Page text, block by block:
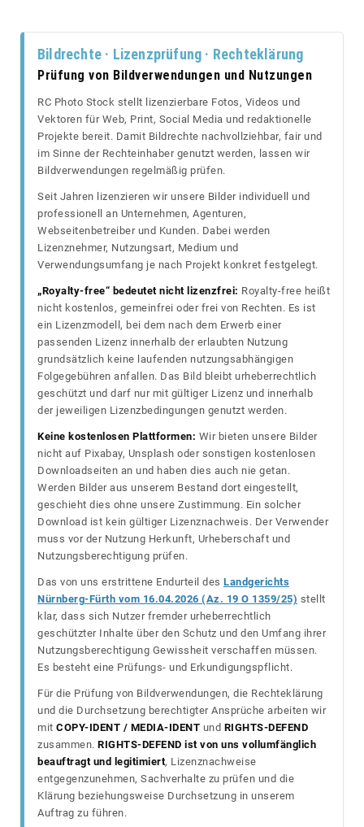
Bildrechte · Lizenzprüfung · Rechteklärung
Prüfung von Bildverwendungen und Nutzungen
RC Photo Stock stellt lizenzierbare Fotos, Videos und
Vektoren für Web, Print, Social Media und redaktionelle
Projekte bereit. Damit Bildrechte nachvollziehbar, fair und
im Sinne der Rechteinhaber genutzt werden, lassen wir
Bildverwendungen regelmäßig prüfen.
Seit Jahren lizenzieren wir unsere Bilder individuell und
professionell an Unternehmen, Agenturen,
Webseitenbetreiber und Kunden. Dabei werden
Lizenznehmer, Nutzungsart, Medium und
Verwendungsumfang je nach Projekt konkret festgelegt.
„Royalty-free“ bedeutet nicht lizenzfrei: Royalty-free heißt
nicht kostenlos, gemeinfrei oder frei von Rechten. Es ist
ein Lizenzmodell, bei dem nach dem Erwerb einer
passenden Lizenz innerhalb der erlaubten Nutzung
grundsätzlich keine laufenden nutzungsabhängigen
Folgegebühren anfallen. Das Bild bleibt urheberrechtlich
geschützt und darf nur mit gültiger Lizenz und innerhalb
der jeweiligen Lizenzbedingungen genutzt werden.
Keine kostenlosen Plattformen: Wir bieten unsere Bilder
nicht auf Pixabay, Unsplash oder sonstigen kostenlosen
Downloadseiten an und haben dies auch nie getan.
Werden Bilder aus unserem Bestand dort eingestellt,
geschieht dies ohne unsere Zustimmung. Ein solcher
Download ist kein gültiger Lizenznachweis. Der Verwender
muss vor der Nutzung Herkunft, Urheberschaft und
Nutzungsberechtigung prüfen.
Das von uns erstrittene Endurteil des Landgerichts
Nürnberg-Fürth vom 16.04.2026 (Az. 19 O 1359/25) stellt
klar, dass sich Nutzer fremder urheberrechtlich
geschützter Inhalte über den Schutz und den Umfang ihrer
Nutzungsberechtigung Gewissheit verschaffen müssen.
Es besteht eine Prüfungs- und Erkundigungspflicht.
Für die Prüfung von Bildverwendungen, die Rechteklärung
und die Durchsetzung berechtigter Ansprüche arbeiten wir
mit COPY-IDENT / MEDIA-IDENT und RIGHTS-DEFEND
zusammen. RIGHTS-DEFEND ist von uns vollumfänglich
beauftragt und legitimiert, Lizenznachweise
entgegenzunehmen, Sachverhalte zu prüfen und die
Klärung beziehungsweise Durchsetzung in unserem
Auftrag zu führen.